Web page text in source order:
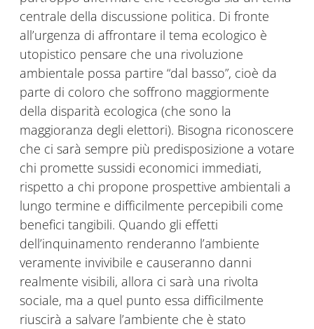
centrale della discussione politica. Di fronte
all’urgenza di affrontare il tema ecologico è
utopistico pensare che una rivoluzione
ambientale possa partire “dal basso”, cioè da
parte di coloro che soffrono maggiormente
della disparità ecologica (che sono la
maggioranza degli elettori). Bisogna riconoscere
che ci sarà sempre più predisposizione a votare
chi promette sussidi economici immediati,
rispetto a chi propone prospettive ambientali a
lungo termine e difficilmente percepibili come
benefici tangibili. Quando gli effetti
dell’inquinamento renderanno l’ambiente
veramente invivibile e causeranno danni
realmente visibili, allora ci sarà una rivolta
sociale, ma a quel punto essa difficilmente
riuscirà a salvare l’ambiente che è stato